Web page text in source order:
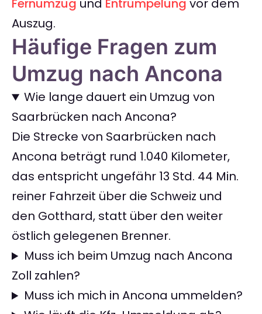
Fernumzug und Entrümpelung vor dem
Auszug.
Häufige Fragen zum
Umzug nach Ancona
Wie lange dauert ein Umzug von
Saarbrücken nach Ancona?
Die Strecke von Saarbrücken nach
Ancona beträgt rund 1.040 Kilometer,
das entspricht ungefähr 13 Std. 44 Min.
reiner Fahrzeit über die Schweiz und
den Gotthard, statt über den weiter
östlich gelegenen Brenner.
Muss ich beim Umzug nach Ancona
Zoll zahlen?
Muss ich mich in Ancona ummelden?